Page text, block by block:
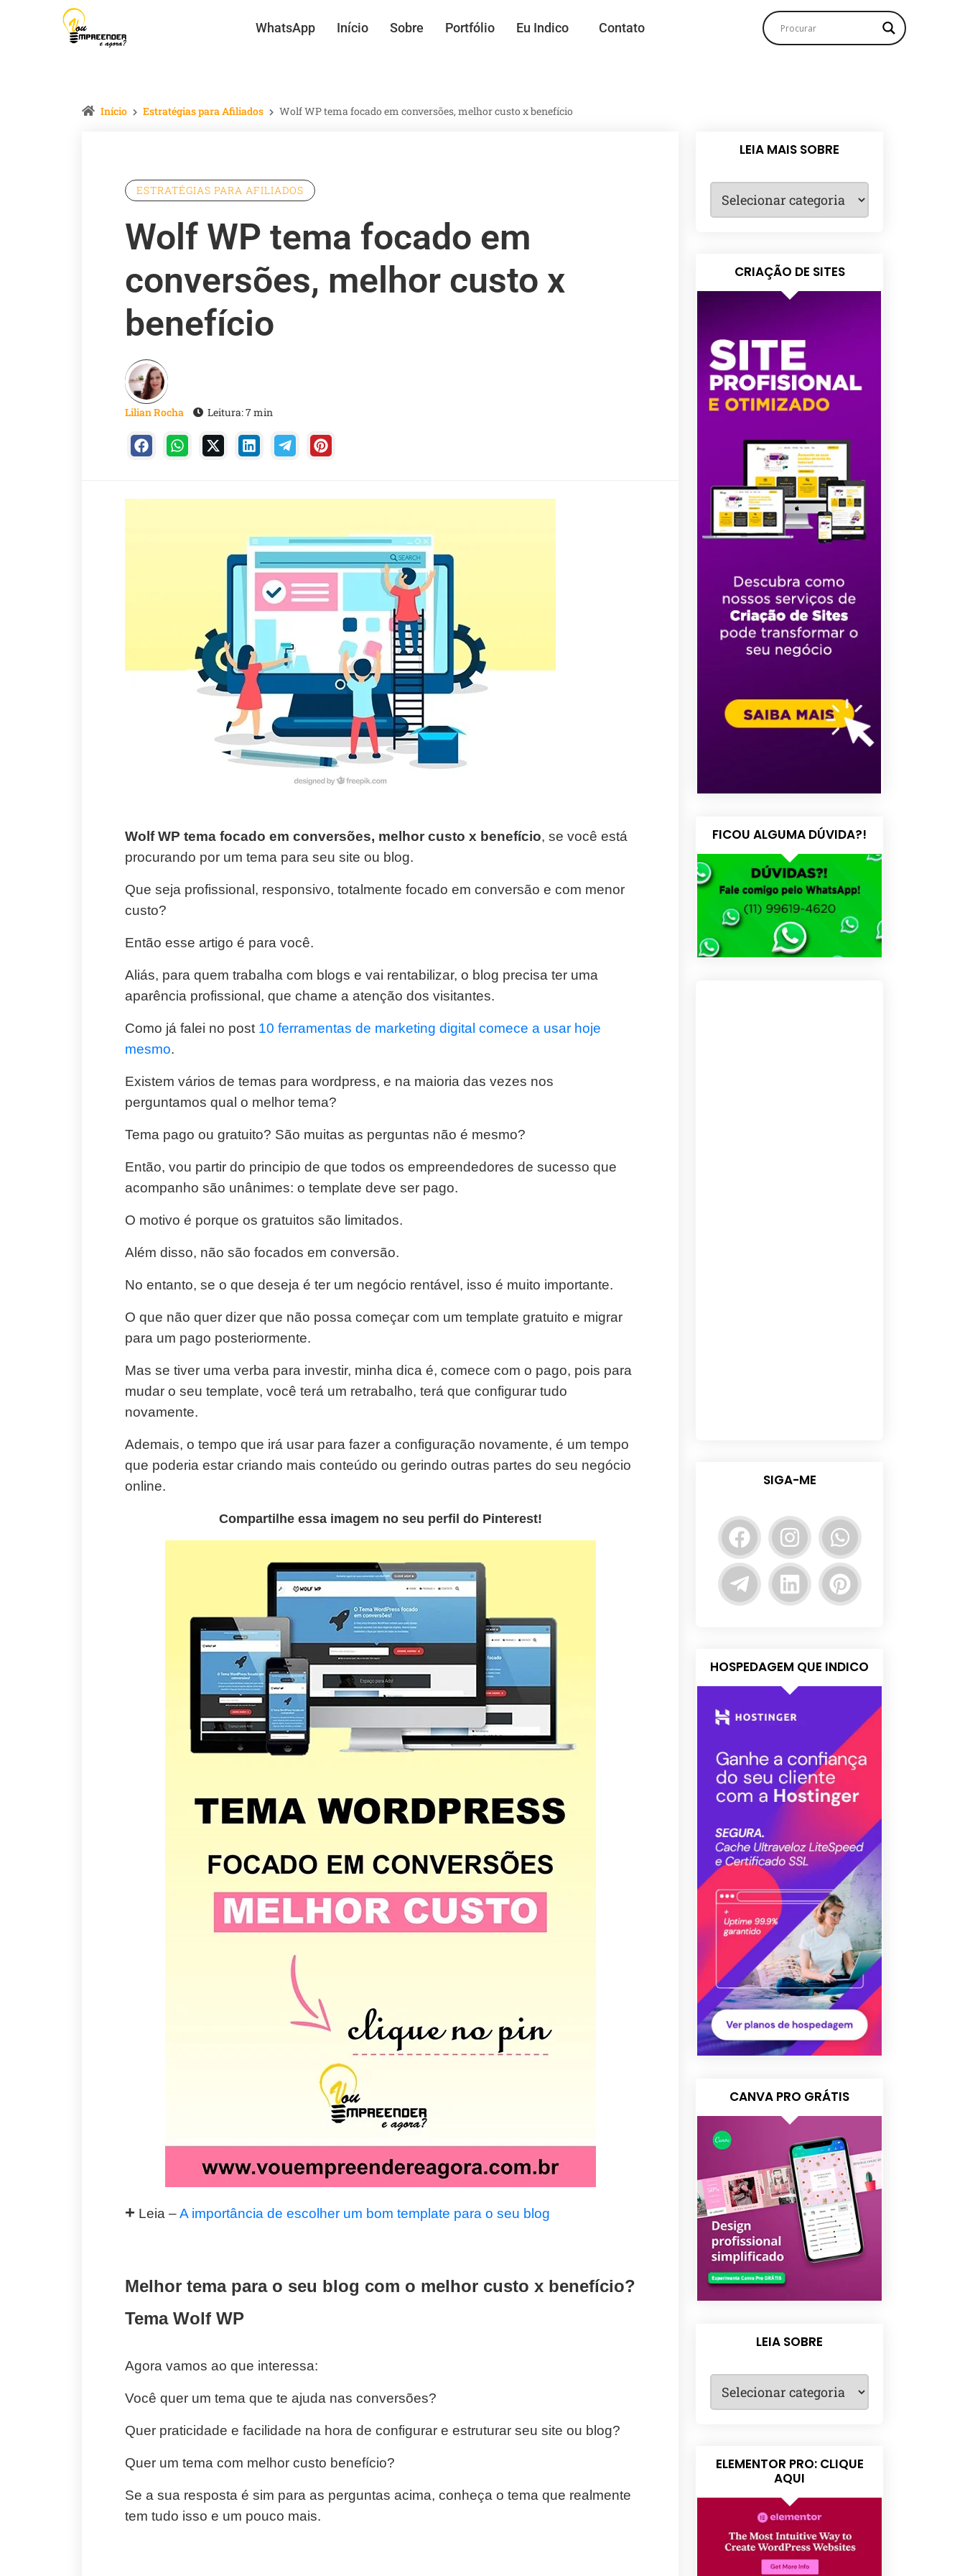
WhatsApp Início Sobre Portfólio Eu Indico Contato
Início Estratégias para Afiliados Wolf WP tema focado em conversões, melhor custo x benefício
ESTRATÉGIAS PARA AFILIADOS
Wolf WP tema focado em
conversões, melhor custo x
benefício
Lilian Rocha Leitura: 7 min
Wolf WP tema focado em conversões, melhor custo x benefício, se você está
procurando por um tema para seu site ou blog.
Que seja profissional, responsivo, totalmente focado em conversão e com menor
custo?
Então esse artigo é para você.
Aliás, para quem trabalha com blogs e vai rentabilizar, o blog precisa ter uma
aparência profissional, que chame a atenção dos visitantes.
Como já falei no post 10 ferramentas de marketing digital comece a usar hoje
mesmo.
Existem vários de temas para wordpress, e na maioria das vezes nos
perguntamos qual o melhor tema?
Tema pago ou gratuito? São muitas as perguntas não é mesmo?
Então, vou partir do principio de que todos os empreendedores de sucesso que
acompanho são unânimes: o template deve ser pago.
O motivo é porque os gratuitos são limitados.
Além disso, não são focados em conversão.
No entanto, se o que deseja é ter um negócio rentável, isso é muito importante.
O que não quer dizer que não possa começar com um template gratuito e migrar
para um pago posteriormente.
Mas se tiver uma verba para investir, minha dica é, comece com o pago, pois para
mudar o seu template, você terá um retrabalho, terá que configurar tudo
novamente.
Ademais, o tempo que irá usar para fazer a configuração novamente, é um tempo
que poderia estar criando mais conteúdo ou gerindo outras partes do seu negócio
online.
Compartilhe essa imagem no seu perfil do Pinterest!
+ Leia –A importância de escolher um bom template para o seu blog
Melhor tema para o seu blog com o melhor custo x benefício?
Tema Wolf WP
Agora vamos ao que interessa:
Você quer um tema que te ajuda nas conversões?
Quer praticidade e facilidade na hora de configurar e estruturar seu site ou blog?
Quer um tema com melhor custo benefício?
Se a sua resposta é sim para as perguntas acima, conheça o tema que realmente
tem tudo isso e um pouco mais.
LEIA MAIS SOBRE
CRIAÇÃO DE SITES
FICOU ALGUMA DÚVIDA?!
SIGA-ME
HOSPEDAGEM QUE INDICO
CANVA PRO GRÁTIS
LEIA SOBRE
ELEMENTOR PRO: CLIQUE
AQUI